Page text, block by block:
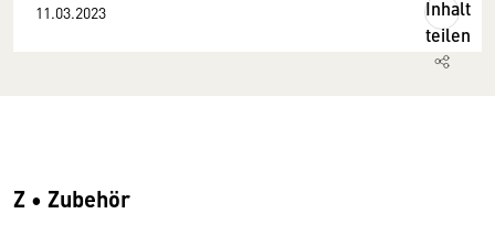
11.03.2023
Inhalt
teilen
Z • Zubehör